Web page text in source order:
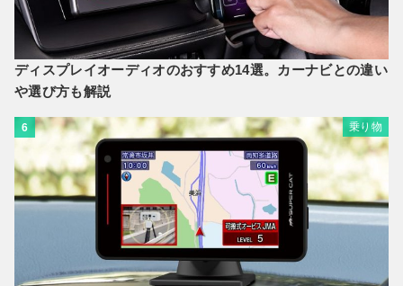
ディスプレイオーディオのおすすめ14選。カーナビとの違い
や選び方も解説
6 乗り物